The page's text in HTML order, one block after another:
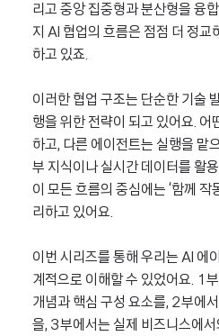
리고 중앙 집중형과 분산형을 융
지 AI 협업의 흐름은 점점 더 정교
하고 있죠.
이러한 협업 구조는 단순한 기술
행을 위한 전략이 되고 있어요. 어
하고, 다른 에이전트는 실행을 맡
부 지식이나 실시간 데이터를 활
이 모든 흐름의 중심에는 ‘함께 작
리하고 있어요.
이번 시리즈를 통해 우리는 AI 에
계적으로 이해할 수 있었어요. 1
개념과 핵심 구성 요소를, 2부에
을, 3부에서는 실제 비즈니스에